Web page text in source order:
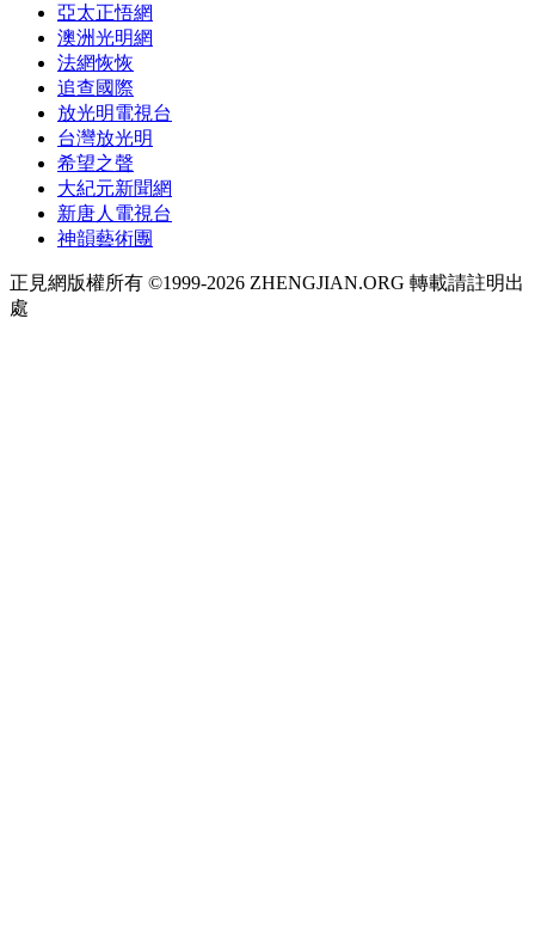
亞太正悟網
澳洲光明網
法網恢恢
追查國際
放光明電視台
台灣放光明
希望之聲
大紀元新聞網
新唐人電視台
神韻藝術團
正見網版權所有 ©1999-2026 ZHENGJIAN.ORG 轉載請註明出
處